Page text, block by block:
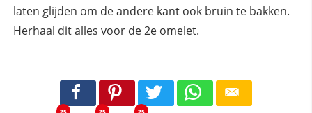
laten glijden om de andere kant ook bruin te bakken.
Herhaal dit alles voor de 2e omelet.
25 25 25